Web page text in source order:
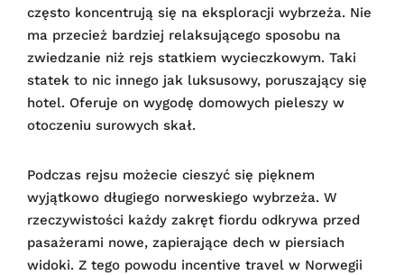
często koncentrują się na eksploracji wybrzeża. Nie
ma przecież bardziej relaksującego sposobu na
zwiedzanie niż rejs statkiem wycieczkowym. Taki
statek to nic innego jak luksusowy, poruszający się
hotel. Oferuje on wygodę domowych pieleszy w
otoczeniu surowych skał.
Podczas rejsu możecie cieszyć się pięknem
wyjątkowo długiego norweskiego wybrzeża. W
rzeczywistości każdy zakręt fiordu odkrywa przed
pasażerami nowe, zapierające dech w piersiach
widoki. Z tego powodu incentive travel w Norwegii